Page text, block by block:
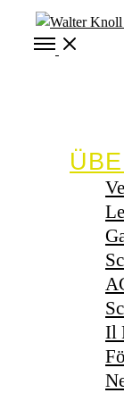
Open
Il